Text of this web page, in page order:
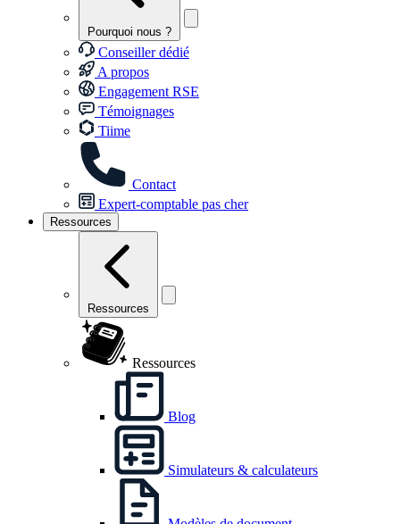
Pourquoi nous ?
Conseiller dédié
A propos
Engagement RSE
Témoignages
Tiime
Contact
Expert-comptable pas cher
Ressources
Ressources
Ressources
Blog
Simulateurs & calculateurs